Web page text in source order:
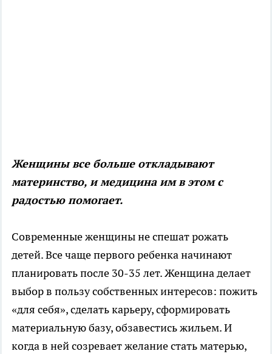
Женщины все больше откладывают
материнство, и медицина им в этом с
радостью помогает.
Современные женщины не спешат рожать
детей. Все чаще первого ребенка начинают
планировать после 30-35 лет. Женщина делает
выбор в пользу собственных интересов: пожить
«для себя», сделать карьеру, сформировать
материальную базу, обзавестись жильем. И
когда в ней созревает желание стать матерью,